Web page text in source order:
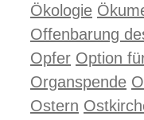
Ökologie
Offenbarung
Opfer Option
Organspende
Ostern